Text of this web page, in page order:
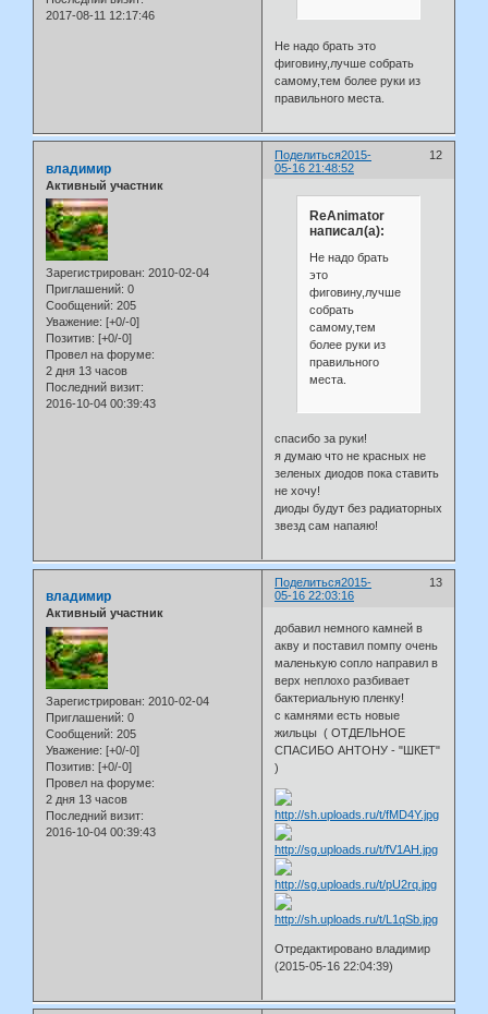
2017-08-11 12:17:46
Не надо брать это
фиговину,лучше собрать
самому,тем более руки из
правильного места.
Поделиться 12
2015-
05-16 21:48:52
владимир
Активный участник
Зарегистрирован: 2010-02-04
Приглашений: 0
Сообщений: 205
Уважение: [+0/-0]
Позитив: [+0/-0]
Провел на форуме:
2 дня 13 часов
Последний визит:
2016-10-04 00:39:43
ReAnimator
написал(а):
Не надо брать
это
фиговину,лучше
собрать
самому,тем
более руки из
правильного
места.
спасибо за руки!
я думаю что не красных не
зеленых диодов пока ставить
не хочу!
диоды будут без радиаторных
звезд сам напаяю!
Поделиться 13
2015-
05-16 22:03:16
владимир
Активный участник
Зарегистрирован: 2010-02-04
Приглашений: 0
Сообщений: 205
Уважение: [+0/-0]
Позитив: [+0/-0]
Провел на форуме:
2 дня 13 часов
Последний визит:
2016-10-04 00:39:43
добавил немного камней в
акву и поставил помпу очень
маленькую сопло направил в
верх неплохо разбивает
бактериальную пленку!
с камнями есть новые
жильцы ( ОТДЕЛЬНОЕ
СПАСИБО АНТОНУ - "ШКЕТ"
)
Отредактировано владимир
(2015-05-16 22:04:39)